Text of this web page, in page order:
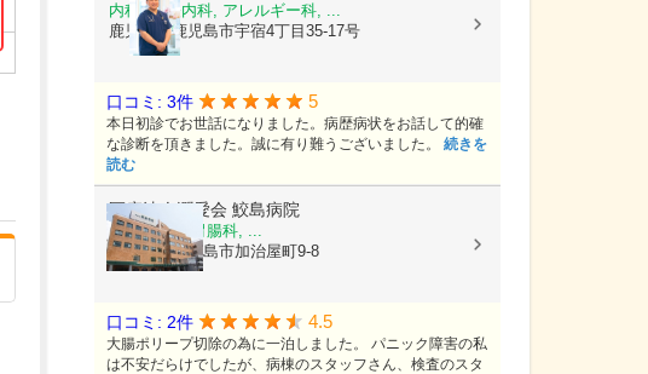
内科, 神経内科, アレルギー科, ...
鹿児島県鹿児島市宇宿4丁目35-17号
口コミ: 3件 5
本日初診でお世話になりました。病歴病状をお話して的確
な診断を頂きました。誠に有り難うございました。 続きを
読む
医療法人潤愛会 鮫島病院
内科, 外科, 胃腸科, ...
鹿児島県鹿児島市加治屋町9-8
口コミ: 2件 4.5
大腸ポリープ切除の為に一泊しました。 パニック障害の私
は不安だらけでしたが、病棟のスタッフさん、検査のスタ